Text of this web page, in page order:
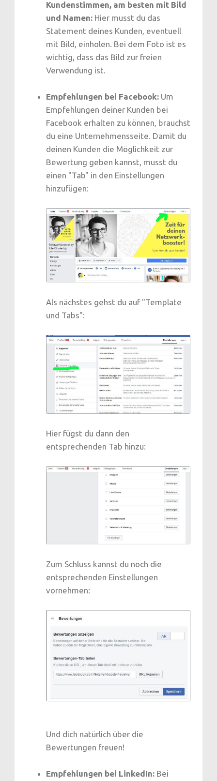
Kundenstimmen, am besten mit Bild
und Namen: Hier musst du das
Statement deines Kunden, eventuell
mit Bild, einholen. Bei dem Foto ist es
wichtig, dass das Bild zur freien
Verwendung ist.
Empfehlungen bei Facebook: Um
Empfehlungen deiner Kunden bei
Facebook erhalten zu können, brauchst
du eine Unternehmensseite. Damit du
deinen Kunden die Möglichkeit zur
Bewertung geben kannst, musst du
einen "Tab" in den Einstellungen
hinzufügen:
Als nächstes gehst du auf "Template
und Tabs":
Hier fügst du dann den
entsprechenden Tab hinzu:
Zum Schluss kannst du noch die
entsprechenden Einstellungen
vornehmen:
Und dich natürlich über die
Bewertungen freuen!
Empfehlungen bei LinkedIn: Bei